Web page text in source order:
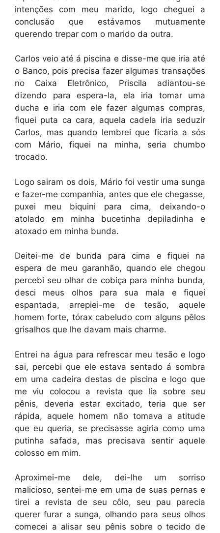
intenções com meu marido, logo cheguei a
conclusão que estávamos mutuamente
querendo trepar com o marido da outra.
Carlos veio até á piscina e disse-me que iria até
o Banco, pois precisa fazer algumas transações
no Caixa Eletrônico, Priscila adiantou-se
dizendo para espera-la, ela iria tomar uma
ducha e iria com ele fazer algumas compras,
fiquei puta ca cara, aquela cadela iria seduzir
Carlos, mas quando lembrei que ficaria a sós
com Mário, fiquei na minha, seria chumbo
trocado.
Logo sairam os dois, Mário foi vestir uma sunga
e fazer-me companhia, antes que ele chegasse,
puxei meu biquini para cima, deixando-o
atolado em minha bucetinha depiladinha e
atoxado em minha bunda.
Deitei-me de bunda para cima e fiquei na
espera de meu garanhão, quando ele chegou
percebi seu olhar de cobiça para minha bunda,
desci meus olhos para sua mala e fiquei
espantada, arrepiei-me de tesão, aquele
homem forte, tórax cabeludo com alguns pêlos
grisalhos que lhe davam mais charme.
Entrei na água para refrescar meu tesão e logo
sai, percebi que ele estava sentado á sombra
em uma cadeira destas de piscina e logo que
me viu colocou a revista que lia sobre seu
pênis, deveria estar excitado, teria que ser
rápida, aquele homem não tomava a atitude
que eu queria, se precisasse agiria como uma
putinha safada, mas precisava sentir aquele
colosso em mim.
Aproximei-me dele, dei-lhe um sorriso
malicioso, sentei-me em uma de suas pernas e
tirei a revista de seu côlo, seu pau parecia
querer furar a sunga, olhando para seus olhos
comecei a alisar seu pênis sobre o tecido de